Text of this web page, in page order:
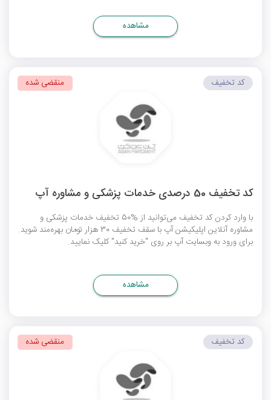
مشاهده
کد تخفیف 50 درصدی خدمات پزشکی و مشاوره آپ
با وارد کردن کد تخفیف می‌توانید از %50 تخفیف خدمات پزشکی و
مشاوره آنلاین اپلیکیشن آپ با سقف تخفیف 30 هزار تومان بهره‌مند شوید.
برای ورود به وبسایت آپ بر روی "خرید کنید" کلیک نمایید.
کد تخفیف منقضی شده
مشاهده
کد تخفیف منقضی شده